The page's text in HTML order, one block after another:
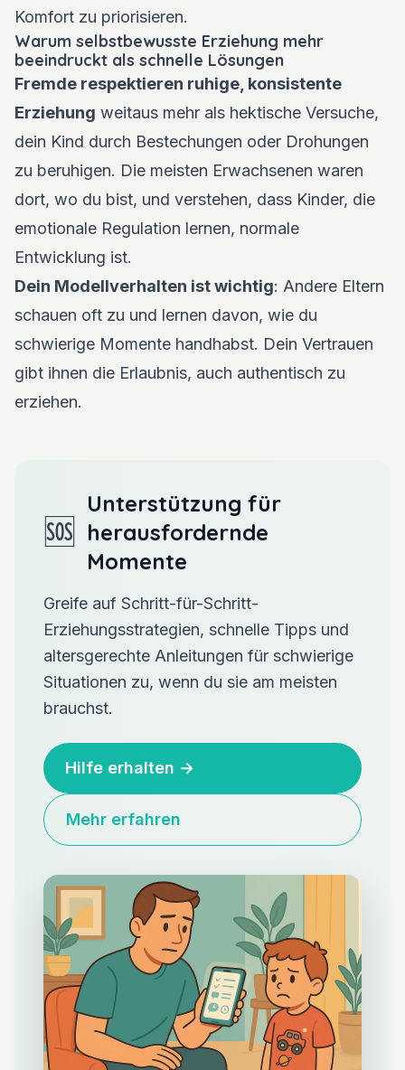
Komfort zu priorisieren.
Warum selbstbewusste Erziehung mehr
beeindruckt als schnelle Lösungen
Fremde respektieren ruhige, konsistente
Erziehung weitaus mehr als hektische Versuche,
dein Kind durch Bestechungen oder Drohungen
zu beruhigen. Die meisten Erwachsenen waren
dort, wo du bist, und verstehen, dass Kinder, die
emotionale Regulation lernen, normale
Entwicklung ist.
Dein Modellverhalten ist wichtig: Andere Eltern
schauen oft zu und lernen davon, wie du
schwierige Momente handhabst. Dein Vertrauen
gibt ihnen die Erlaubnis, auch authentisch zu
erziehen.
🆘
Unterstützung für
herausfordernde
Momente
Greife auf Schritt-für-Schritt-
Erziehungsstrategien, schnelle Tipps und
altersgerechte Anleitungen für schwierige
Situationen zu, wenn du sie am meisten
brauchst.
Hilfe erhalten →
Mehr erfahren